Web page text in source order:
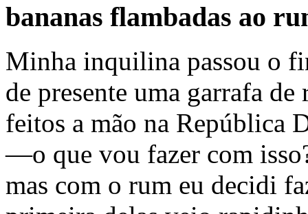
bananas flambadas ao
Minha inquilina passou o
de presente uma garrafa
feitos a mão na República
—o que vou fazer com
mas com o rum eu decidi